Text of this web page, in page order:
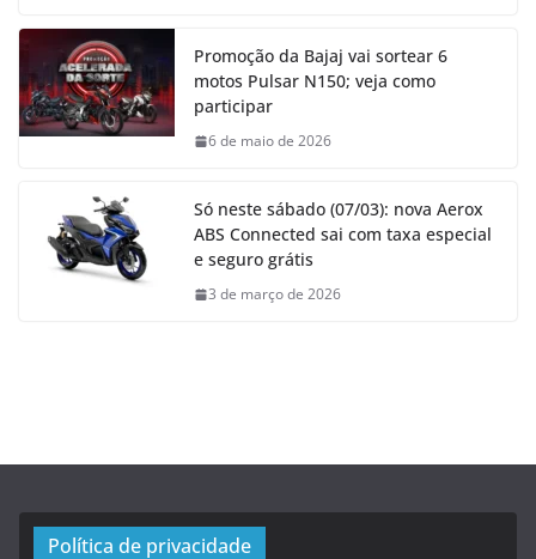
Promoção da Bajaj vai sortear 6
motos Pulsar N150; veja como
participar
6 de maio de 2026
Só neste sábado (07/03): nova Aerox
ABS Connected sai com taxa especial
e seguro grátis
3 de março de 2026
Política de privacidade